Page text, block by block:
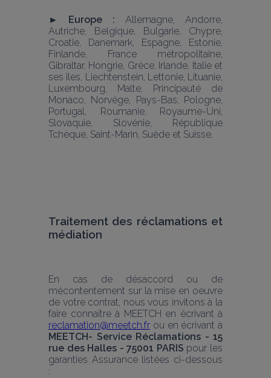
► Europe : Allemagne, Andorre,
Autriche, Belgique, Bulgarie, Chypre,
Croatie, Danemark, Espagne, Estonie,
Finlande, France métropolitaine,
Gibraltar, Hongrie, Grèce, Irlande, Italie et
ses îles, Liechtenstein, Lettonie, Lituanie,
Luxembourg, Malte, Principauté de
Monaco, Norvège, Pays-Bas, Pologne,
Portugal, Roumanie, Royaume-Uni,
Slovaquie, Slovénie, République
Tchèque, Saint-Marin, Suède et Suisse.
Traitement des réclamations et
médiation
En cas de désaccord ou de
mécontentement sur la mise en oeuvre
de votre contrat, nous vous invitons à la
reclamation@meetch.fr
MEETCH- Service Réclamations - 15
rue des Halles - 75001 PARIS pour les
garanties Assurance listées ci-dessous
: